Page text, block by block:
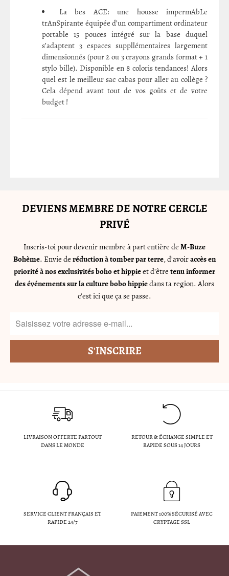
La bes ACE: une housse impermAbLe
trAnSpirante équipée d’un compartiment ordinateur
portable 15 pouces intégré sur la base duquel
s’adaptent 3 espaces suppllémentaires largement
dimensionnés (pour 2 ou 3 crayons grands format + 1
stylo bille). Disponible en 8 coloris tendances! Alors
quel est le meilleur sac cabas pour aller au collège ?
Cela dépend avant tout de vos goûts et de votre
budget !
DEVIENS MEMBRE DE NOTRE CERCLE
PRIVÉ
Inscris-toi pour devenir membre à part entière de M-Buze
Bohème. Envie de réduction à tomber par terre, d'avoiraccès en
priorité à nos exclusivités boho et hippieet d'être tenu informer
des événements sur la culture bobo hippiedans ta region. Alors
c'est ici que ça se passe.
LIVRAISON OFFERTE PARTOUT
DANS LE MONDE
RETOUR & ÉCHANGE SIMPLE ET
RAPIDE SOUS 14 JOURS
SERVICE CLIENT FRANÇAIS ET
RAPIDE 24/7
PAIEMENT 100% SÉCURISÉ AVEC
CRYPTAGE SSL